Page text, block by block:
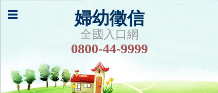
婦幼徵信
全國入口網
0800-44-9999